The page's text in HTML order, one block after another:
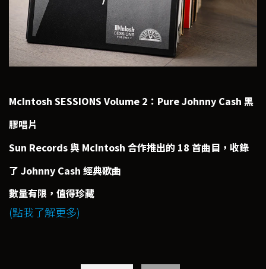
McIntosh SESSIONS Volume 2：Pure Johnny Cash 黑
膠唱片
Sun Records 與 McIntosh 合作推出的 18 首曲目，收錄
了 Johnny Cash 經典歌曲
數量有限，值得珍藏
(點我了解更多)